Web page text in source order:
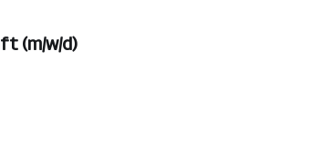
(m/w/d)